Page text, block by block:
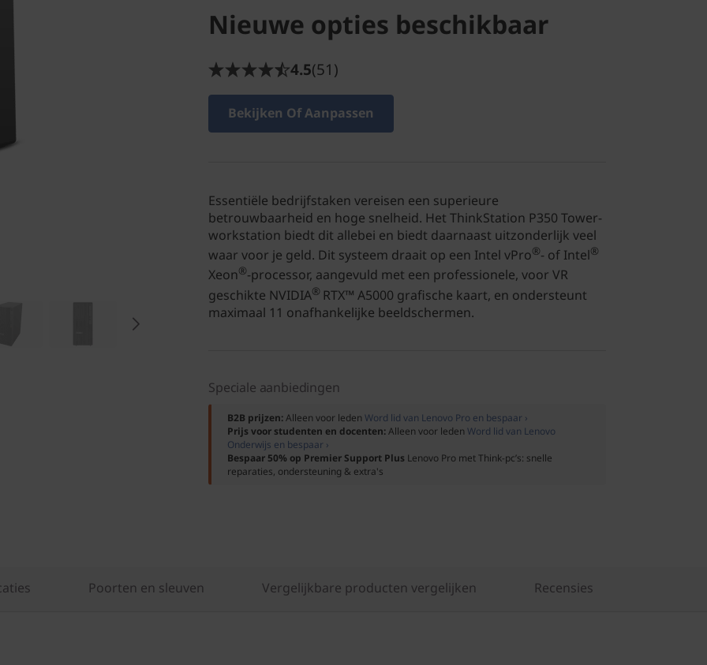
Nieuwe opties beschikbaar
4.5(51)
Bekijken Of Aanpassen
Essentiële bedrijfstaken vereisen een superieure
betrouwbaarheid en hoge snelheid. Het ThinkStation P350 Tower-
workstation biedt dit allebei en biedt daarnaast uitzonderlijk veel
waar voor je geld. Dit systeem draait op een Intel vPro®- of Intel®
Xeon®-processor, aangevuld met een professionele, voor VR
geschikte NVIDIA® RTX™ A5000 grafische kaart, en ondersteunt
maximaal 11 onafhankelijke beeldschermen.
Speciale aanbiedingen
B2B prijzen:Alleen voor leden Word lid van Lenovo Pro en bespaar ›
Prijs voor studenten en docenten:Alleen voor leden Word lid van Lenovo
Onderwijs en bespaar ›
Bespaar 50% op Premier Support Plus Lenovo Pro met Think-pc’s: snelle
reparaties, ondersteuning & extra's
Poorten en sleuven Vergelijkbare producten vergelijken Recensies